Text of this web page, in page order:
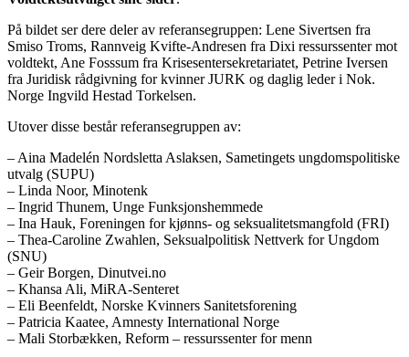
På bildet ser dere deler av referansegruppen: Lene Sivertsen fra
Smiso Troms, Rannveig Kvifte-Andresen fra Dixi ressurssenter mot
voldtekt, Ane Fosssum fra Krisesentersekretariatet, Petrine Iversen
fra Juridisk rådgivning for kvinner JURK og daglig leder i Nok.
Norge Ingvild Hestad Torkelsen.
Utover disse består referansegruppen av:
– Aina Madelén Nordsletta Aslaksen, Sametingets ungdomspolitiske
utvalg (SUPU)
– Linda Noor, Minotenk
– Ingrid Thunem, Unge Funksjonshemmede
– Ina Hauk, Foreningen for kjønns- og seksualitetsmangfold (FRI)
– Thea-Caroline Zwahlen, Seksualpolitisk Nettverk for Ungdom
(SNU)
– Geir Borgen, Dinutvei.no
– Khansa Ali, MiRA-Senteret
– Eli Beenfeldt, Norske Kvinners Sanitetsforening
– Patricia Kaatee, Amnesty International Norge
– Mali Storbækken, Reform – ressurssenter for menn